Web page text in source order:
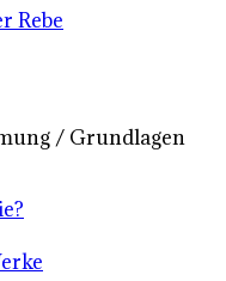
Rebe
/ Grundlagen